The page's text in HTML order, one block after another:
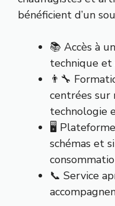
bénéficient d’un
📚 Accès à
technique et
👨‍🔧
centrées
technologie
🖥️
schémas et
📞 Service